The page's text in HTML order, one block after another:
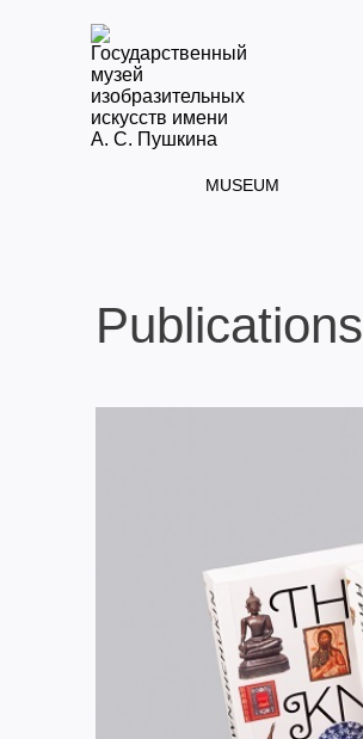
MUSEUM
Publications